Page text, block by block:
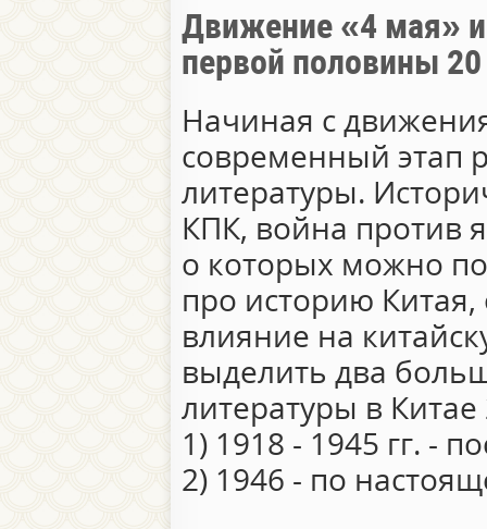
Движение «4 мая» и
первой половины
Начиная с
современный этап
литературы.
КПК, война против
о которых можно
про историю
влияние на
выделить два
литературы в Китае
1) 1918 - 1945 гг. -
2) 1946 - по